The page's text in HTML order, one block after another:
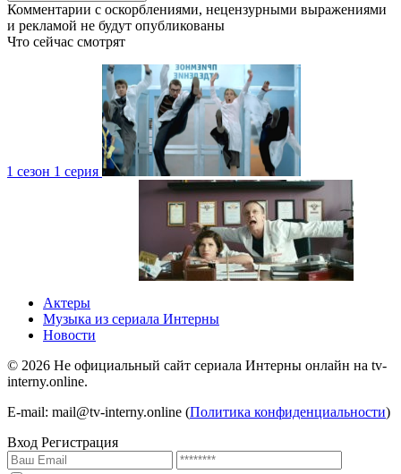
Комментарии с оскорблениями, нецензурными выражениями
и рекламой не будут опубликованы
Что сейчас смотрят
1 сезон 1 серия
Актеры
Музыка из сериала Интерны
Новости
© 2026 Не официальный сайт сериала Интерны онлайн на tv-
interny.online.
E-mail: mail@tv-interny.online (Политика конфиденциальности)
Вход Регистрация